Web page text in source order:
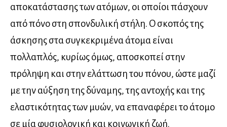
αποκατάστασης των ατόμων, οι οποίοι πάσχουν
από πόνο στη σπονδυλική στήλη. Ο σκοπός της
άσκησης στα συγκεκριμένα άτομα είναι
πολλαπλός, κυρίως όμως, αποσκοπεί στην
πρόληψη και στην ελάττωση του πόνου, ώστε μαζί
με την αύξηση της δύναμης, της αντοχής και της
ελαστικότητας των μυών, να επαναφέρει το άτομο
σε μία φυσιολογική και κοινωνική ζωή.